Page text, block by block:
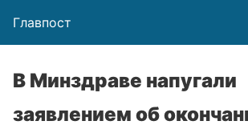
Главпост
В Минздраве напугали
заявлением об